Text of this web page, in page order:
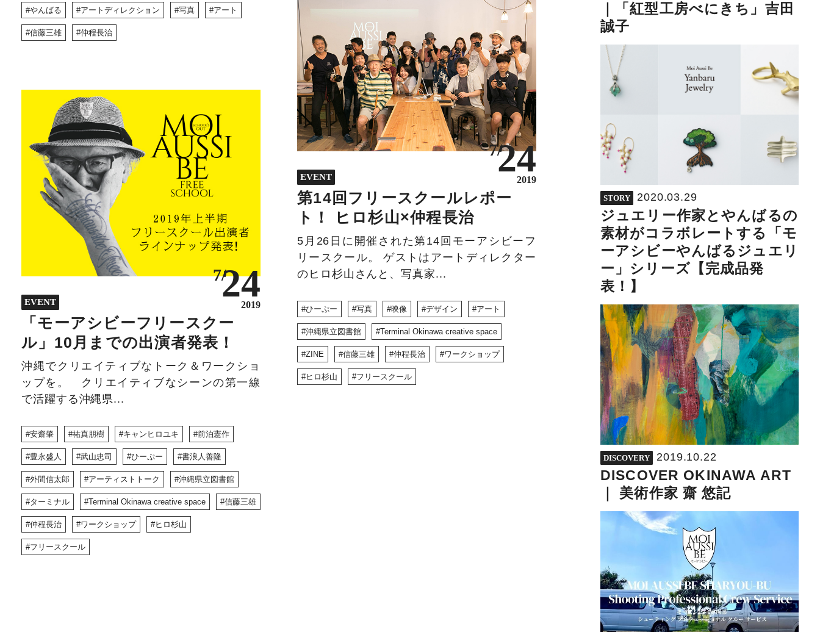
やんばる アートディレクション 写真 アート
信藤三雄 仲程長治
EVENT
7/24
2019
第14回フリースクールレポー
ト！ ヒロ杉山×仲程長治
5月26日に開催された第14回モーアシビーフ
リースクール。 ゲストはアートディレクター
のヒロ杉山さんと、写真家...
ひーぷー 写真 映像 デザイン アート
沖縄県立図書館 Terminal Okinawa creative space
ZINE 信藤三雄 仲程長治 ワークショップ
ヒロ杉山 フリースクール
EVENT
7/24
2019
「モーアシビーフリースクー
ル」10月までの出演者発表！
沖縄でクリエイティブなトーク＆ワークショ
ップを。 クリエイティブなシーンの第一線
で活躍する沖縄県...
安齋肇 祐真朋樹 キャンヒロユキ 前泊憲作
豊永盛人 武山忠司 ひーぷー 書浪人善隆
外間信太郎 アーティストトーク 沖縄県立図書館
ターミナル Terminal Okinawa creative space 信藤三雄
仲程長治 ワークショップ ヒロ杉山
フリースクール
｜「紅型工房べにきち」吉田
誠子
STORY 2020.03.29
ジュエリー作家とやんばるの
素材がコラボレートする「モ
ーアシビーやんばるジュエリ
ー」シリーズ【完成品発
表！】
DISCOVERY 2019.10.22
DISCOVER OKINAWA ART
｜ 美術作家 齋 悠記